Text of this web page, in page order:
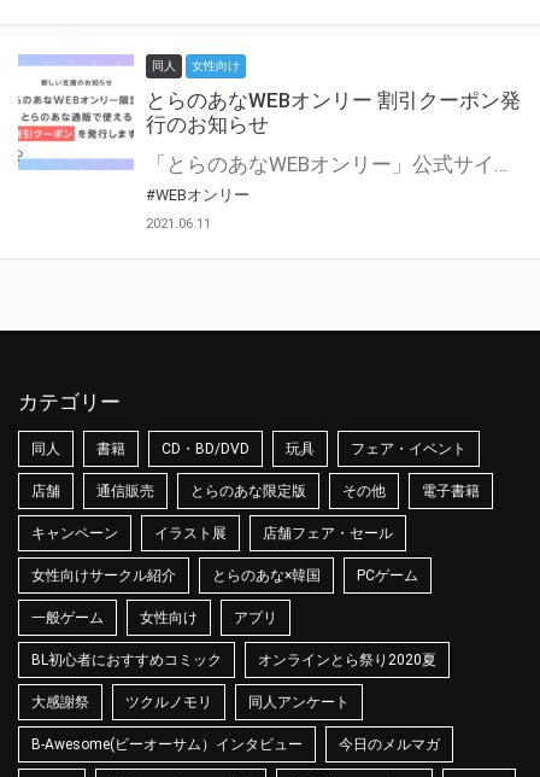
同人 女性向け
とらのあなWEBオンリー 割引クーポン発
行のお知らせ
「とらのあなWEBオンリー」公式サイトでとらのあな通販の「割引クーポン」を配布中！ イベントごとに開催当日限定で使える割引クーポンのシリアルコードを発行します。 とらのあなWEBオンリーのページをチェックして、イベント当日にお得にお買い物を楽しみましょう♪ ※本キャンペーンは予告なく終了する場合がございます。 とらのあなWEBオンリーサイトはこちら
#WEBオンリー
2021.06.11
カテゴリー
同人 書籍 CD・BD/DVD 玩具 フェア・イベント
店舗 通信販売 とらのあな限定版 その他 電子書籍
キャンペーン イラスト展 店舗フェア・セール
女性向けサークル紹介 とらのあな×韓国 PCゲーム
一般ゲーム 女性向け アプリ
BL初心者におすすめコミック オンラインとら祭り2020夏
大感謝祭 ツクルノモリ 同人アンケート
B-Awesome(ビーオーサム）インタビュー 今日のメルマガ